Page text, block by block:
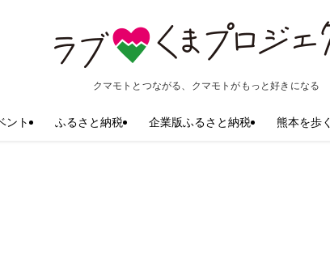
クマモトとつながる、クマモトがもっと好きになる
ント ふるさと納税 企業版ふるさと納税 熊本を歩く